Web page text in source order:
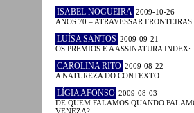
ISABEL NOGUEIRA 2009-10-26
ANOS 70 – ATRAVESSAR FRONTEIRAS
LUÍSA SANTOS 2009-09-21
OS PRÉMIOS E A ASSINATURA INDEX:
CAROLINA RITO 2009-08-22
A NATUREZA DO CONTEXTO
LÍGIA AFONSO 2009-08-03
DE QUEM FALAMOS QUANDO
VENEZA?